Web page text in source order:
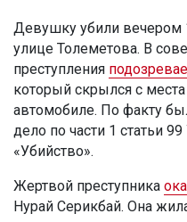
Девушку убили вечером
улице Толеметова. В
преступления
который скрылся с
автомобиле. По факту
дело по части 1 статьи
«Убийство».
Жертвой преступника
Нурай Серикбай. Она